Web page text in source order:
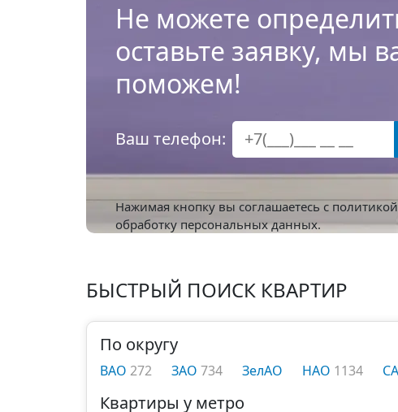
Не можете
оставьте заявку, мы
поможем!
Ваш телефон:
Нажимая кнопку вы соглашаетесь с
обработку персональных данных.
БЫСТРЫЙ ПОИСК КВАРТИР
По округу
ВАО 272 ЗАО 734 ЗелАО НАО 1134
Квартиры у метро